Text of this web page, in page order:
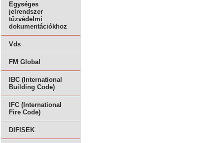
Egységes
jelrendszer
tűzvédelmi
dokumentációkhoz
Vds
FM Global
IBC (International
Building Code)
IFC (International
Fire Code)
DIFISEK